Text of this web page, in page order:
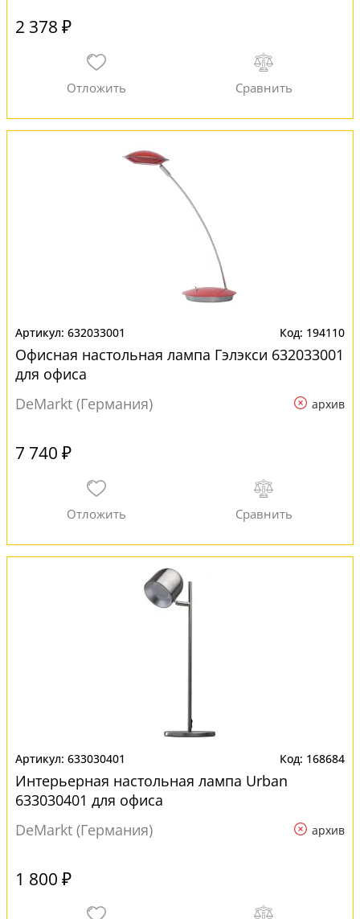
2 378 ₽
632033001 194110
Офисная настольная лампа Гэлэкси 632033001
для офиса
DeMarkt (Германия)
архив
7 740 ₽
633030401 168684
Интерьерная настольная лампа Urban
633030401 для офиса
DeMarkt (Германия)
архив
1 800 ₽